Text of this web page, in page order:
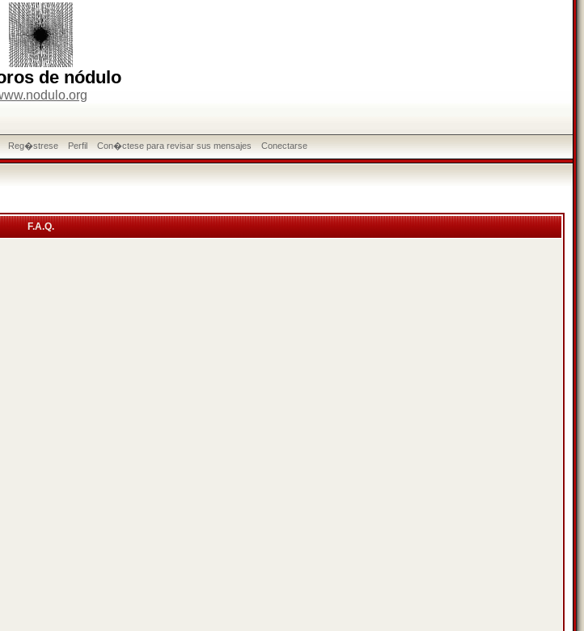
de nódulo
Reg�strese Perfil Con�ctese para revisar sus mensajes Conectarse
F.A.Q.